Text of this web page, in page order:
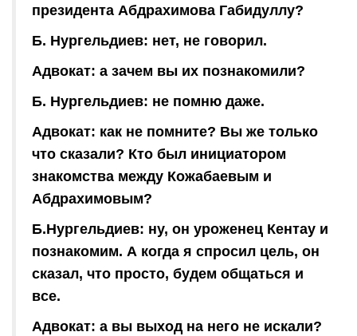
президента Абдрахимова Габидуллу?
Б. Нургельдиев: нет, не говорил.
Адвокат: а зачем вы их познакомили?
Б. Нургельдиев: не помню даже.
Адвокат: как не помните? Вы же только
что сказали? Кто был инициатором
знакомства между Кожабаевым и
Абдрахимовым?
Б.Нургельдиев: ну, он уроженец Кентау и
познакомим. А когда я спросил цель, он
сказал, что просто, будем общаться и
все.
Адвокат: а вы выход на него не искали?